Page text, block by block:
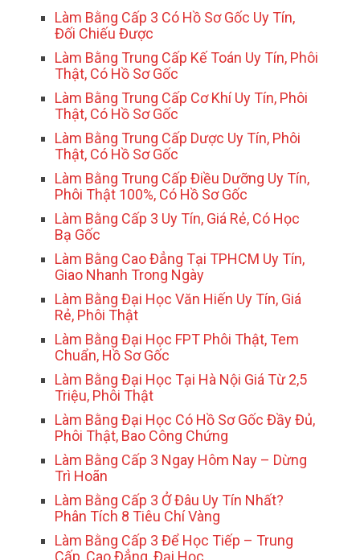
Làm Bằng Cấp 3 Có Hồ Sơ Gốc Uy Tín,
Đối Chiếu Được
Làm Bằng Trung Cấp Kế Toán Uy Tín, Phôi
Thật, Có Hồ Sơ Gốc
Làm Bằng Trung Cấp Cơ Khí Uy Tín, Phôi
Thật, Có Hồ Sơ Gốc
Làm Bằng Trung Cấp Dược Uy Tín, Phôi
Thật, Có Hồ Sơ Gốc
Làm Bằng Trung Cấp Điều Dưỡng Uy Tín,
Phôi Thật 100%, Có Hồ Sơ Gốc
Làm Bằng Cấp 3 Uy Tín, Giá Rẻ, Có Học
Bạ Gốc
Làm Bằng Cao Đẳng Tại TPHCM Uy Tín,
Giao Nhanh Trong Ngày
Làm Bằng Đại Học Văn Hiến Uy Tín, Giá
Rẻ, Phôi Thật
Làm Bằng Đại Học FPT Phôi Thật, Tem
Chuẩn, Hồ Sơ Gốc
Làm Bằng Đại Học Tại Hà Nội Giá Từ 2,5
Triệu, Phôi Thật
Làm Bằng Đại Học Có Hồ Sơ Gốc Đầy Đủ,
Phôi Thật, Bao Công Chứng
Làm Bằng Cấp 3 Ngay Hôm Nay – Dừng
Trì Hoãn
Làm Bằng Cấp 3 Ở Đâu Uy Tín Nhất?
Phân Tích 8 Tiêu Chí Vàng
Làm Bằng Cấp 3 Để Học Tiếp – Trung
Cấp, Cao Đẳng, Đại Học